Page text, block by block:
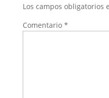
Los campos obligatorios
Comentario *